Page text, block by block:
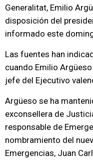
Generalitat, Emilio
disposición del
informado este
Las fuentes han
cuando Emilio
jefe del Ejecutivo
Argüeso se ha
exconsellera de
responsable de
nombramiento del
Emergencias, Juan